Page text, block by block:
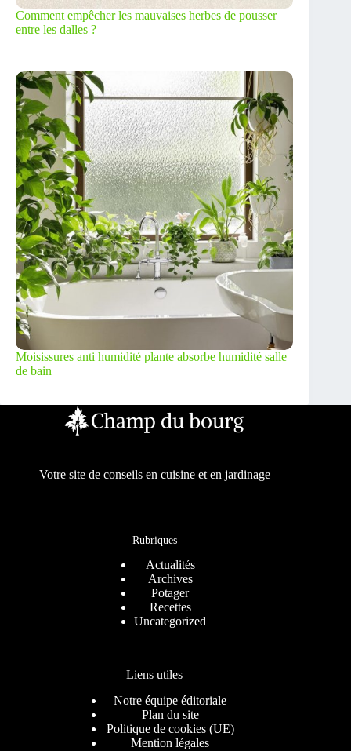
Comment empêcher les mauvaises herbes de pousser
entre les dalles ?
Moisissures anti humidité plante absorbe humidité salle
de bain
Votre site de conseils en cuisine et en jardinage
Rubriques
Actualités
Archives
Potager
Recettes
Uncategorized
Liens utiles
Notre équipe éditoriale
Plan du site
Politique de cookies (UE)
Mention légales